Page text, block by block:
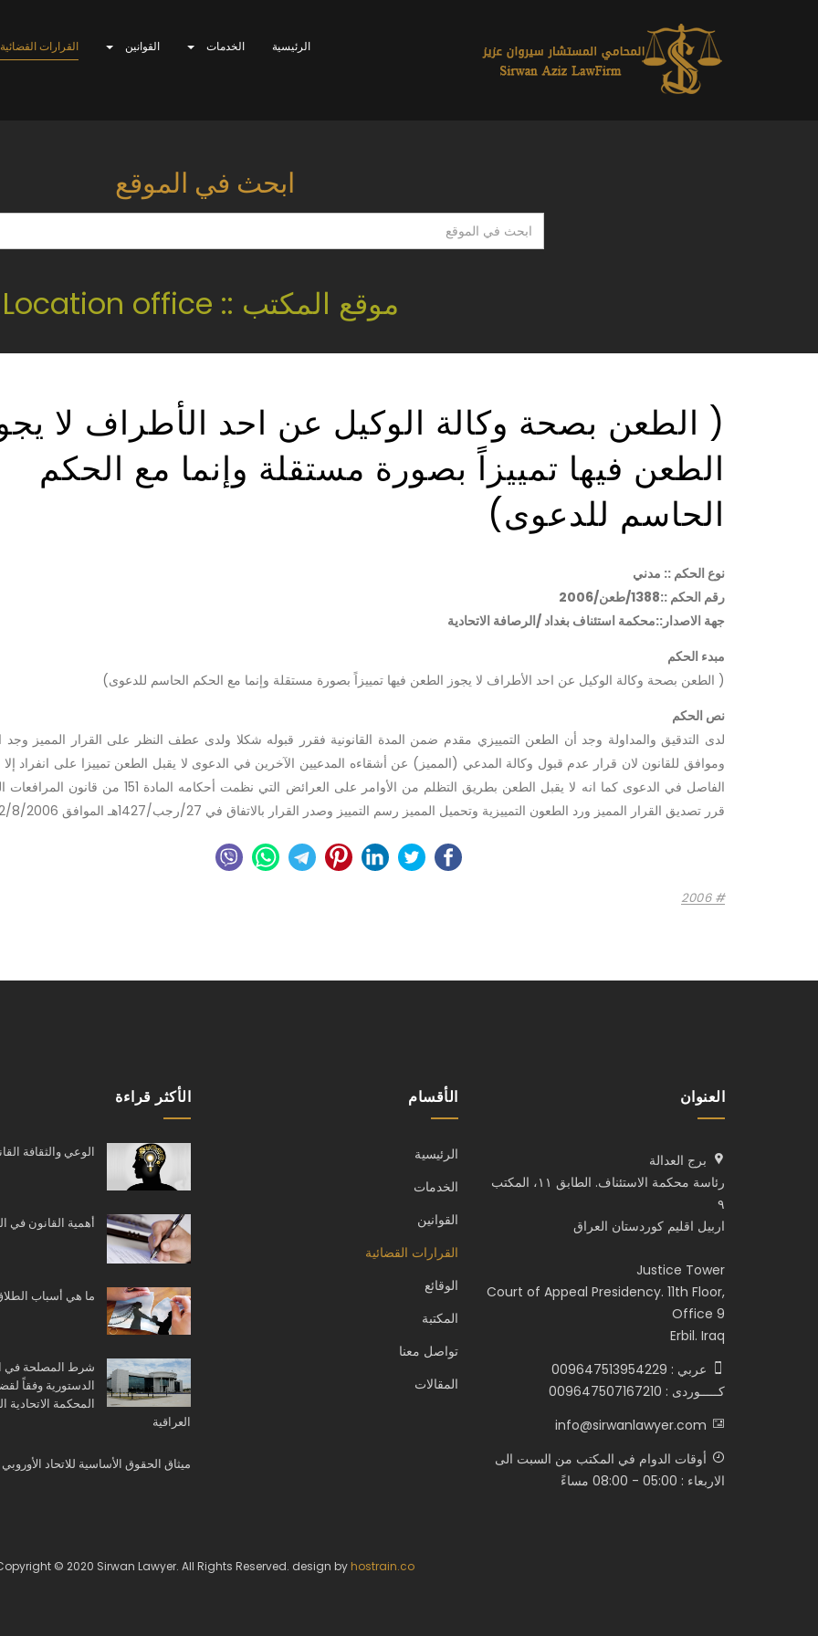
الرئيسية الخدمات القوانين القرارات القضائية
ابحث في الموقع
ابحث
في
موقع المكتب :: Location office
( الطعن بصحة وكالة الوكيل عن احد الأطراف لا
الطعن فيها تمييزاً بصورة مستقلة وإنما مع الحكم
الحاسم للدعوى)
نوع الحكم :: مدني
رقم الحكم ::1388/طعن/2006
جهة الاصدار::محكمة استئناف بغداد /الرصافة الاتحادية
مبدء الحكم
( الطعن بصحة وكالة الوكيل عن احد الأطراف لا يجوز الطعن فيها تمييزاً بصورة مستقلة وإنما مع الحكم الحاسم للدعوى)
نص الحكم
لدى التدقيق والمداولة وجد أن الطعن التمييزي مقدم ضمن المدة القانونية فقرر قبوله شكلا ولدى عطف النظر على القرار المميز وجد
وموافق للقانون لان قرار عدم قبول وكالة المدعي (المميز) عن أشقاءه المدعيين الآخرين في الدعوى لا يقبل الطعن تمييزا على انفراد إلا
الفاصل في الدعوى كما انه لا يقبل الطعن بطريق التظلم من الأوامر على العرائض التي نظمت أحكامه
قرر تصديق القرار المميز ورد الطعون التمييزية وتحميل المميز رسم التمييز وصدر القرار بالاتفاق في 27/رجب/1427هـ الموافق 22/8/2006م.
2006
العنوان
برج العدالة
رئاسة محكمة الاستئناف. الطابق ١١، المكتب
٩
اربيل اقليم كوردستان العراق
Justice Tower
Court of Appeal Presidency. 11th Floor,
Office 9
Erbil. Iraq
عربي : 009647513954229
كـــــوردى : 009647507167210
info@sirwanlawyer.com
أوقات الدوام في المكتب من السبت الى
الاربعاء : 05:00 - 08:00 مساءً
الأقسام
الرئيسية
الخدمات
القوانين
القرارات القضائية
الوقائع
المكتبة
تواصل معنا
المقالات
الأكثر قراءة
الوعي والثقافة
أهمية القانون في
ما هي أسباب
شرط المصلحة في
الدستورية وفقاً
المحكمة الاتحادية
العراقية
ميثاق الحقوق الأساسية للاتحاد الأوروبي
© 2020 Sirwan Lawyer. All Rights Reserved. design by hostrain.co